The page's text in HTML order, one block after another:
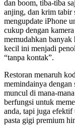
dan boom, tiba-tiba
anjing, dan krim tabir
mengupdate iPhone
cukup dengan
memudahkan banyak
kecil ini menjadi
“tanpa kontak”.
Restoran menaruh
memindainya dengan
muncul di mana-
berfungsi untuk
anda, tapi juga
pasta gigi premium